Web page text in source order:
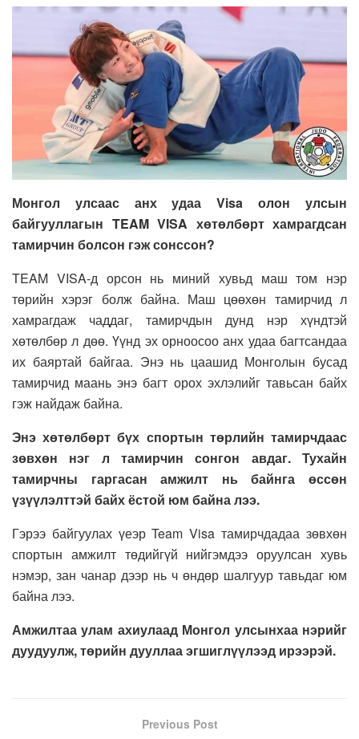
Монгол улсаас анх удаа Visa олон улсын
байгууллагын TEAM VISA хөтөлбөрт хамрагдсан
тамирчин болсон гэж сонссон?
TEAM VISA-д орсон нь миний хувьд маш том нэр
төрийн хэрэг болж байна. Маш цөөхөн тамирчид л
хамрагдаж чаддаг, тамирчдын дунд нэр хүндтэй
хөтөлбөр л дөө. Үүнд эх орноосоо анх удаа багтсандаа
их баяртай байгаа. Энэ нь цаашид Монголын бусад
тамирчид маань энэ багт орох эхлэлийг тавьсан байх
гэж найдаж байна.
Энэ хөтөлбөрт бүх спортын төрлийн тамирчдаас
зөвхөн нэг л тамирчин сонгон авдаг. Тухайн
тамирчны гаргасан амжилт нь байнга өссөн
үзүүлэлттэй байх ёстой юм байна лээ.
Гэрээ байгуулах үеэр Team Visa тамирчдадаа зөвхөн
спортын амжилт төдийгүй нийгэмдээ оруулсан хувь
нэмэр, зан чанар дээр нь ч өндөр шалгуур тавьдаг юм
байна лээ.
Амжилтаа улам ахиулаад Монгол улсынхаа нэрийг
дуудуулж, төрийн дууллаа эгшиглүүлээд ирээрэй.
Previous Post